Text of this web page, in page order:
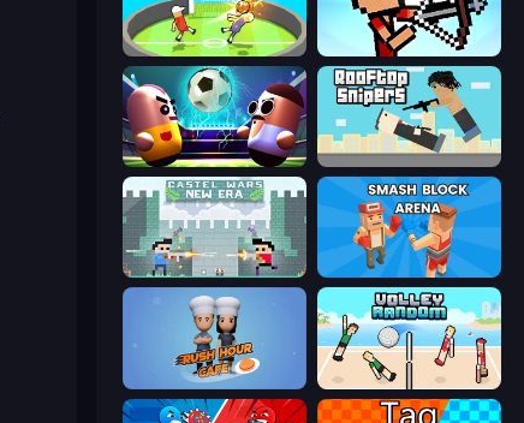
Mini-Caps: Soccer Stick Archers Battle
Pill Soccer Rooftop Snipers
Castle Wars: New Era Smash Block Arena
Rush Hour Cafe Volley Random